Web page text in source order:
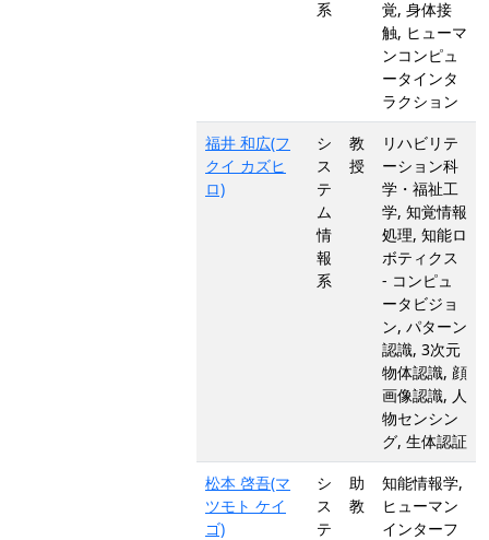
系
覚, 身体接
触, ヒューマ
ンコンピュ
ータインタ
ラクション
福井 和広(フ
クイ カズヒ
ロ)
シ
ス
テ
ム
情
報
系
教
授
リハビリテ
ーション科
学・福祉工
学, 知覚情報
処理, 知能ロ
ボティクス
- コンピュ
ータビジョ
ン, パターン
認識, 3次元
物体認識, 顔
画像認識, 人
物センシン
グ, 生体認証
松本 啓吾(マ
ツモト ケイ
ゴ)
シ
ス
テ
助
教
知能情報学,
ヒューマン
インターフ